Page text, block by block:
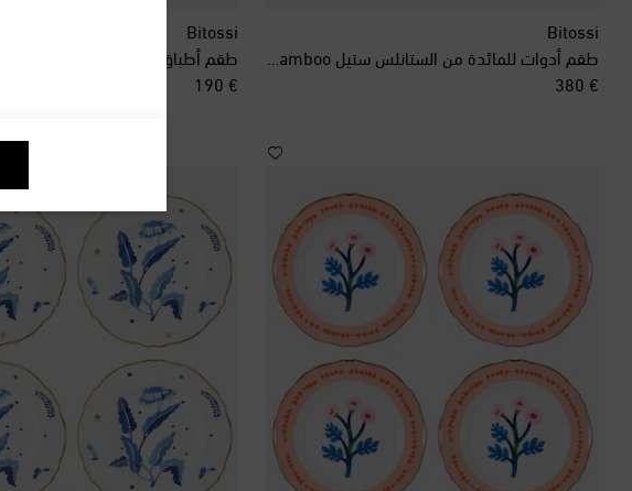
Bitossi
طقم أدوات للمائدة من الستانلس ستيل Bamboo عدد 24
€ 380
original price
Bitossi
طقم أطباق عشاء من الخزف Eden عدد 4
€ 190
original price